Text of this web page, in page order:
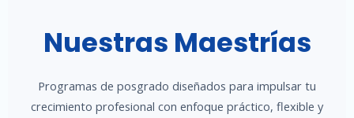
Nuestras Maestrías
Programas de posgrado diseñados para impulsar tu
crecimiento profesional con enfoque práctico, flexible y